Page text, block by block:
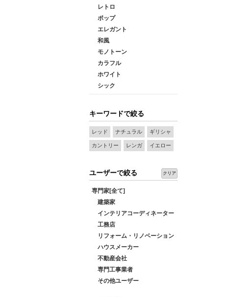
レトロ
ポップ
エレガント
和風
モノトーン
カラフル
ホワイト
シック
キーワードで絞る
レッド ナチュラル ギリシャ
カントリー レンガ イエロー
ユーザーで絞る クリア
専門家[全て]
建築家
インテリアコーディネーター
工務店
リフォーム・リノベーション
ハウスメーカー
不動産会社
専門工事業者
その他ユーザー